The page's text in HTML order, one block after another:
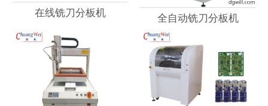
在线铣刀分板机 全自动铣刀分板机